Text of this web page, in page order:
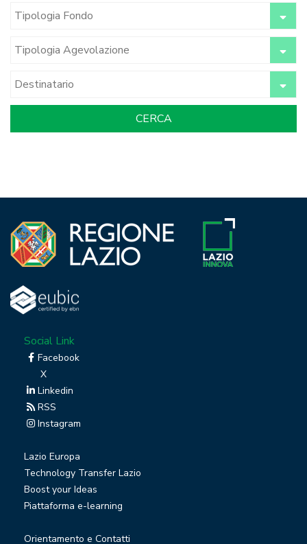
Social Link
Facebook
X
Linkedin
RSS
Instagram
Lazio Europa
Technology Transfer Lazio
Boost your Ideas
Piattaforma e-learning
Orientamento e Contatti